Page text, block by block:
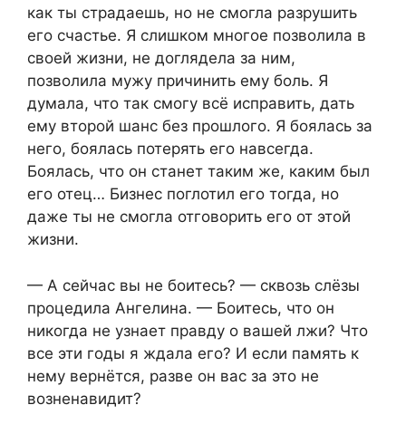
как ты страдаешь, но не смогла разрушить
его счастье. Я слишком многое позволила в
своей жизни, не доглядела за ним,
позволила мужу причинить ему боль. Я
думала, что так смогу всё исправить, дать
ему второй шанс без прошлого. Я боялась за
него, боялась потерять его навсегда.
Боялась, что он станет таким же, каким был
его отец… Бизнес поглотил его тогда, но
даже ты не смогла отговорить его от этой
жизни.
— А сейчас вы не боитесь? — сквозь слёзы
процедила Ангелина. — Боитесь, что он
никогда не узнает правду о вашей лжи? Что
все эти годы я ждала его? И если память к
нему вернётся, разве он вас за это не
возненавидит?